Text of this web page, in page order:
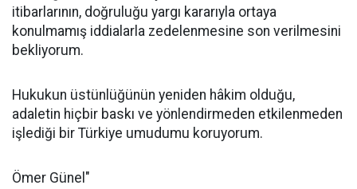
itibarlarının, doğruluğu yargı kararıyla ortaya
konulmamış iddialarla zedelenmesine son verilmesini
bekliyorum.
Hukukun üstünlüğünün yeniden hâkim olduğu,
adaletin hiçbir baskı ve yönlendirmeden etkilenmeden
işlediği bir Türkiye umudumu koruyorum.
Ömer Günel"